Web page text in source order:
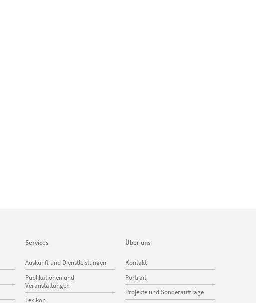
Services
Navigation
überspringen
Auskunft und Dienstleistungen
Publikationen und
Veranstaltungen
Lexikon
Über uns
Navigation
überspringen
Kontakt
Portrait
Projekte und Sonderaufträge